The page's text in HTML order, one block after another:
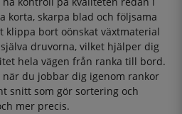
korta, skarpa blad och följsama
klippa bort oönskat växtmaterial
druvorna, vilket hjälper dig
hela vägen från ranka till bord.
du jobbar dig igenom rankor
snitt som gör sortering och
mer precis.